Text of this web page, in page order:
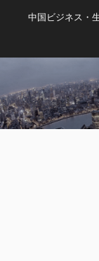
中国ビジネス・